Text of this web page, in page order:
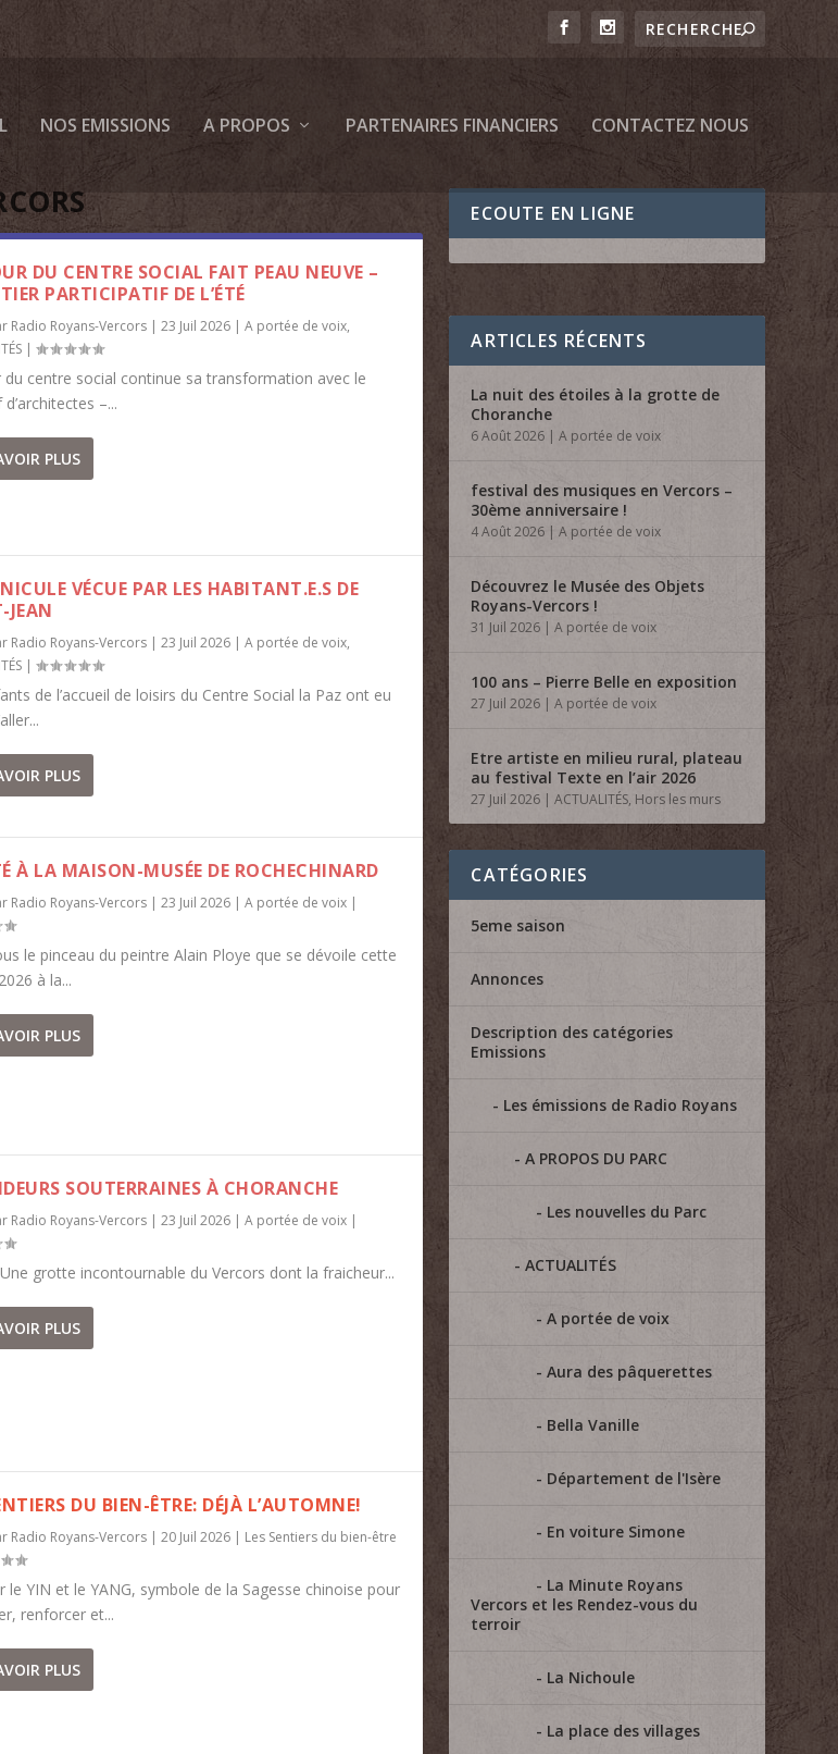
NOS EMISSIONS A PROPOS PARTENAIRES FINANCIERS CONTACTEZ NOUS
DU CENTRE SOCIAL FAIT PEAU NEUVE –
PARTICIPATIF DE L’ÉTÉ
Radio Royans-Vercors| 23 Juil 2026| A portée de voix,
|
du centre social continue sa transformation avec le
–...
PLUS
VÉCUE PAR LES HABITANT.E.S DE
JEAN
Radio Royans-Vercors| 23 Juil 2026| A portée de voix,
|
de l’accueil de loisirs du Centre Social la Paz ont eu
PLUS
À LA MAISON-MUSÉE DE ROCHECHINARD
Radio Royans-Vercors| 23 Juil 2026| A portée de voix|
le pinceau du peintre Alain Ploye que se dévoile cette
à la...
PLUS
SOUTERRAINES À CHORANCHE
Radio Royans-Vercors| 23 Juil 2026| A portée de voix|
incontournable du Vercors dont la fraicheur...
PLUS
DU BIEN-ÊTRE: DÉJÀ L’AUTOMNE!
Radio Royans-Vercors| 20 Juil 2026| Les Sentiers du bien-être
le YIN et le YANG, symbole de la Sagesse chinoise pour
renforcer et...
PLUS
ECOUTE EN LIGNE
ARTICLES RÉCENTS
La nuit des étoiles à la grotte de
Choranche
6 Août 2026 |A portée de voix
festival des musiques en Vercors –
30ème anniversaire !
4 Août 2026 |A portée de voix
Découvrez le Musée des Objets
Royans-Vercors !
31 Juil 2026 |A portée de voix
100 ans – Pierre Belle en exposition
27 Juil 2026 |A portée de voix
Etre artiste en milieu rural, plateau
au festival Texte en l’air 2026
27 Juil 2026 |ACTUALITÉS, Hors les murs
CATÉGORIES
5eme saison
Annonces
Description des catégories
Emissions
Les émissions de Radio Royans
A PROPOS DU PARC
Les nouvelles du Parc
ACTUALITÉS
A portée de voix
Aura des pâquerettes
Bella Vanille
Département de l'Isère
En voiture Simone
La Minute Royans
Vercors et les Rendez-vous du
terroir
La Nichoule
La place des villages